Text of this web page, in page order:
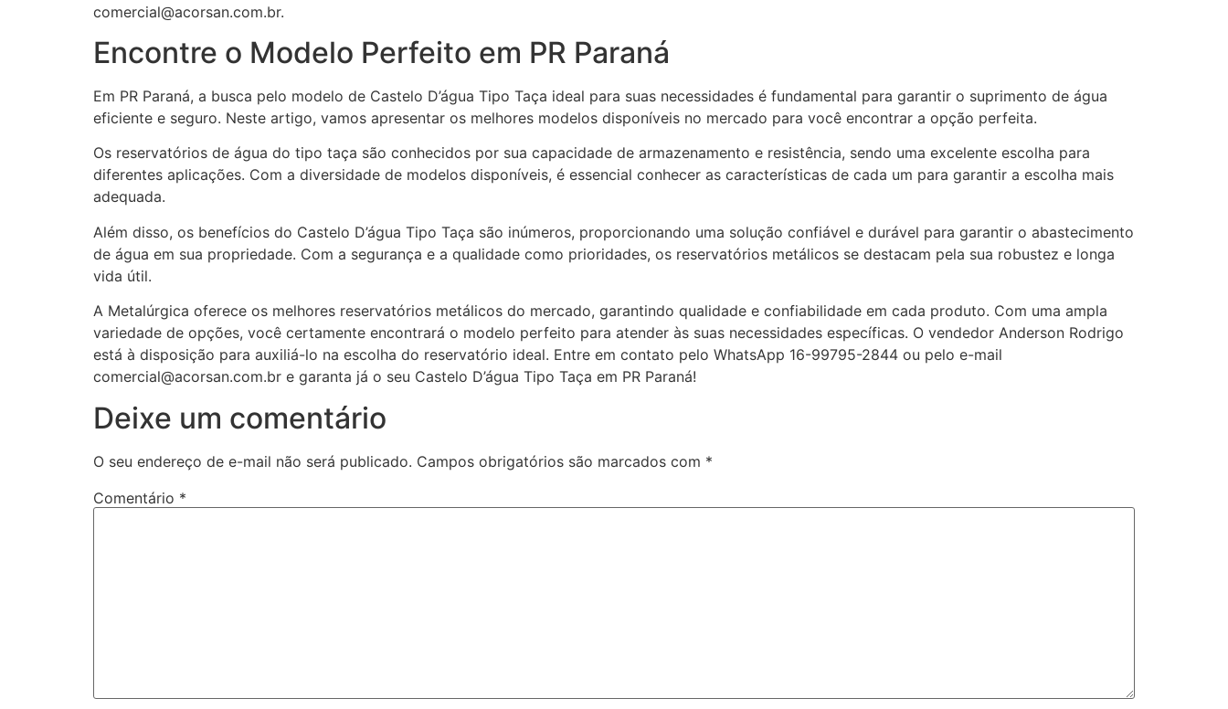
comercial@acorsan.com.br.
Encontre o Modelo Perfeito em PR Paraná
Em PR Paraná, a busca pelo modelo de Castelo D’água Tipo Taça ideal para suas necessidades é fundamental para garantir o suprimento de água
eficiente e seguro. Neste artigo, vamos apresentar os melhores modelos disponíveis no mercado para você encontrar a opção perfeita.
Os reservatórios de água do tipo taça são conhecidos por sua capacidade de armazenamento e resistência, sendo uma excelente escolha para
diferentes aplicações. Com a diversidade de modelos disponíveis, é essencial conhecer as características de cada um para garantir a escolha mais
adequada.
Além disso, os benefícios do Castelo D’água Tipo Taça são inúmeros, proporcionando uma solução confiável e durável para garantir o abastecimento
de água em sua propriedade. Com a segurança e a qualidade como prioridades, os reservatórios metálicos se destacam pela sua robustez e longa
vida útil.
A Metalúrgica oferece os melhores reservatórios metálicos do mercado, garantindo qualidade e confiabilidade em cada produto. Com uma ampla
variedade de opções, você certamente encontrará o modelo perfeito para atender às suas necessidades específicas. O vendedor Anderson Rodrigo
está à disposição para auxiliá-lo na escolha do reservatório ideal. Entre em contato pelo WhatsApp 16-99795-2844 ou pelo e-mail
comercial@acorsan.com.br e garanta já o seu Castelo D’água Tipo Taça em PR Paraná!
Deixe um comentário
O seu endereço de e-mail não será publicado. Campos obrigatórios são marcados com *
Comentário *